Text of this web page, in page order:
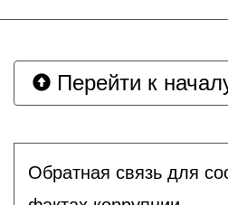
Перейти к
Обратная связь для